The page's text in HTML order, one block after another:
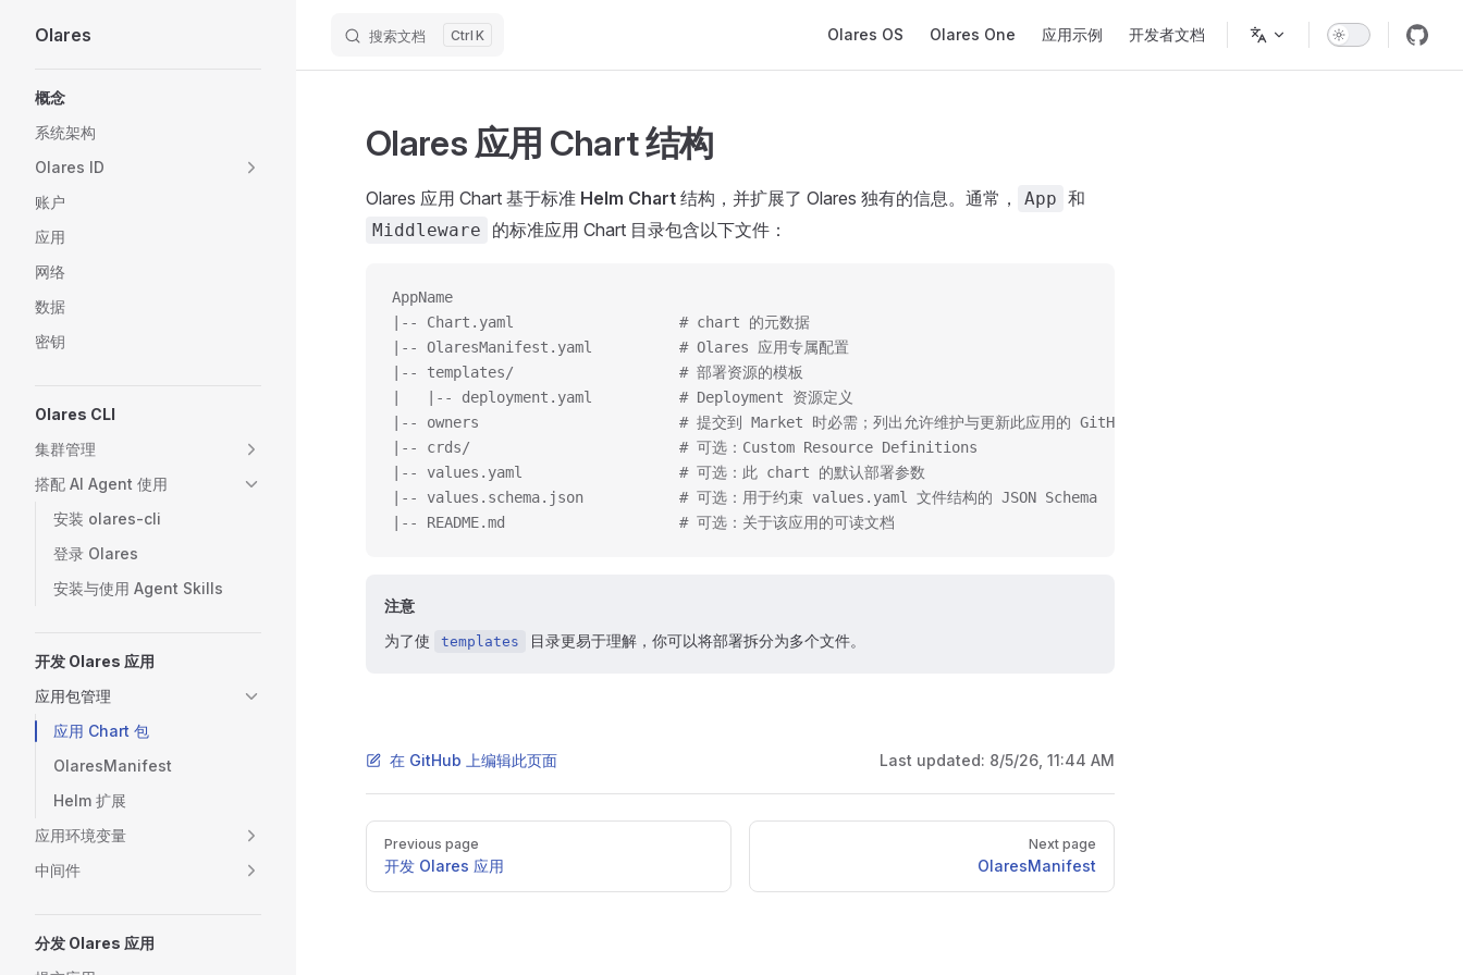
Skip to content
Olares 搜索文档 K Olares OS Olares One 应用示例 开发者文档
概念
系统架构
Olares ID
账户
应用
网络
数据
密钥
Olares CLI
集群管理
搭配 AI Agent 使用
安装 olares-cli
登录 Olares
安装与使用 Agent Skills
开发 Olares 应用
应用包管理
应用 Chart 包
OlaresManifest
Helm 扩展
应用环境变量
中间件
分发 Olares 应用
Olares 应用 Chart 结构
Olares 应用 Chart 基于标准 Helm Chart 结构，并扩展了 Olares 独有的信息。通常， App 和
Middleware 的标准应用 Chart 目录包含以下文件：
AppName
|-- Chart.yaml                   # chart 的元数据
|-- OlaresManifest.yaml          # Olares 应用专属配置
|-- templates/                   # 部署资源的模板
|   |-- deployment.yaml          # Deployment 资源定义
|-- owners                       # 提交到 Market 时必需；列出允许维护与更新此应用的 GitHub 账号
|-- crds/                        # 可选：Custom Resource Definitions
|-- values.yaml                  # 可选：此 chart 的默认部署参数
|-- values.schema.json           # 可选：用于约束 values.yaml 文件结构的 JSON Schema
|-- README.md                    # 可选：关于该应用的可读文档
注意
为了使
templates 目录更易于理解，你可以将部署拆分为多个文件。
在 GitHub 上编辑此页面 Last updated: 8/5/26, 11:44 AM
Pager
Previous page
开发 Olares 应用
Next page
OlaresManifest